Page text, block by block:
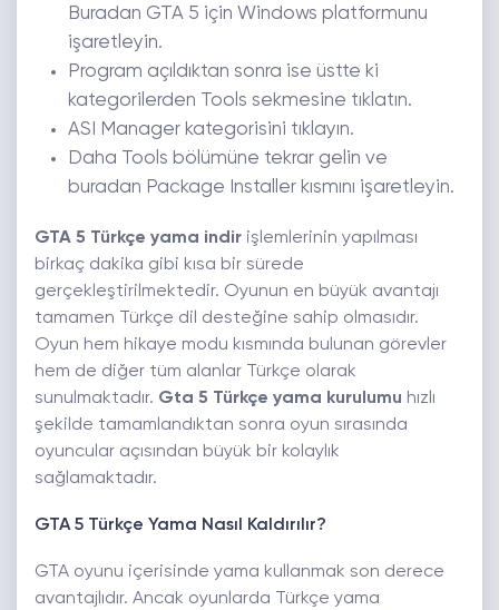
Buradan GTA 5 için Windows platformunu
işaretleyin.
Program açıldıktan sonra ise üstte ki
kategorilerden Tools sekmesine tıklatın.
ASI Manager kategorisini tıklayın.
Daha Tools bölümüne tekrar gelin ve
buradan Package Installer kısmını işaretleyin.
GTA 5 Türkçe yama indir işlemlerinin yapılması
birkaç dakika gibi kısa bir sürede
gerçekleştirilmektedir. Oyunun en büyük avantajı
tamamen Türkçe dil desteğine sahip olmasıdır.
Oyun hem hikaye modu kısmında bulunan görevler
hem de diğer tüm alanlar Türkçe olarak
sunulmaktadır. Gta 5 Türkçe yama kurulumu hızlı
şekilde tamamlandıktan sonra oyun sırasında
oyuncular açısından büyük bir kolaylık
sağlamaktadır.
GTA 5 Türkçe Yama Nasıl Kaldırılır?
GTA oyunu içerisinde yama kullanmak son derece
avantajlıdır. Ancak oyunlarda Türkçe yama